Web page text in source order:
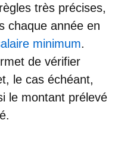
très précises,
chaque année en
minimum.
de vérifier
le cas échéant,
le montant prélevé